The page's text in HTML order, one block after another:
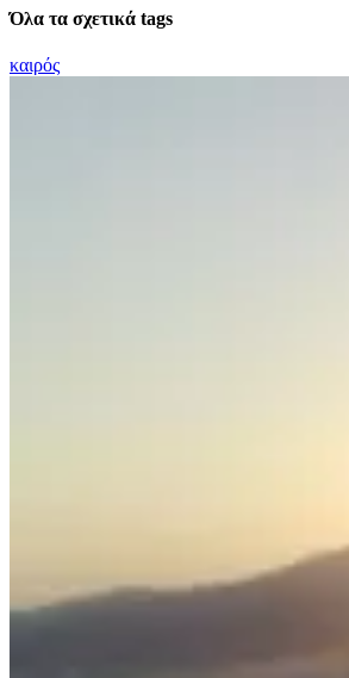
Όλα τα σχετικά tags
καιρός